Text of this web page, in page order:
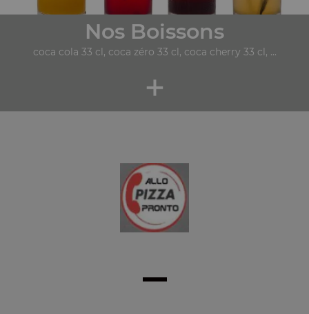
Nos Boissons
coca cola 33 cl, coca zéro 33 cl, coca cherry 33 cl, ...
+